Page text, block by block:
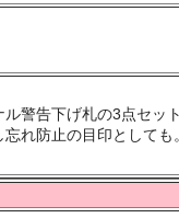
警告下げ札の3点セッ
れ防止の目印としても。